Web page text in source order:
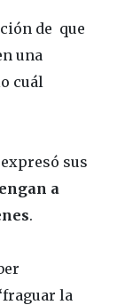
de que
una
cuál
sus
a
.
la